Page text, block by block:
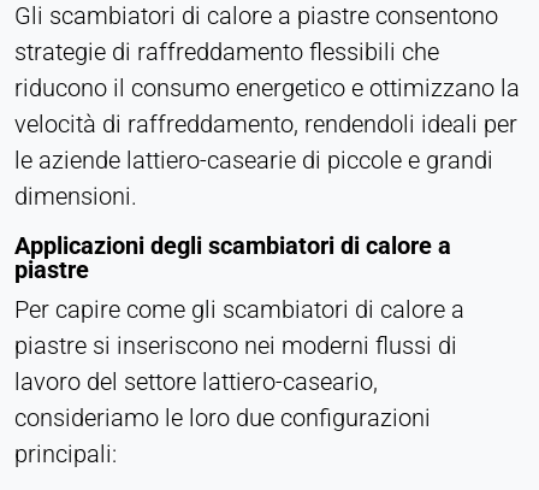
Gli scambiatori di calore a piastre consentono
strategie di raffreddamento flessibili che
riducono il consumo energetico e ottimizzano la
velocità di raffreddamento, rendendoli ideali per
le aziende lattiero-casearie di piccole e grandi
dimensioni.
Applicazioni degli scambiatori di calore a
piastre
Per capire come gli scambiatori di calore a
piastre si inseriscono nei moderni flussi di
lavoro del settore lattiero-caseario,
consideriamo le loro due configurazioni
principali: